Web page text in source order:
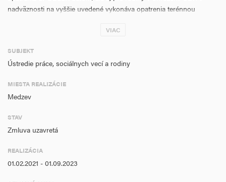
nadväznosti na vyššie uvedené vykonáva opatrenia terénnou
účelom diagnostiky - spoznanie osobnosti rodiča, rodinného a
a poradenstva), ambulantnou formou (s cieľom uskutočňovať
okrem iného Rodičovský deň pre rodičov s prihliadnutím na
rôznorodosť kategórií rodičov na základe vopred pripraveného
Programu práce s rodinami v podmienkach CDR).
terénnou formou zakúpením interiérového vybavenia a osobného
motorového vozidla v rámci oprávnenej aktivity e) investovanie do
vozidiel pri zriaďovaní zázemia pre terénne služby a výkonu opatrení
SPODaSK v prirodzenom rodinnom, náhradnom rodinnom
prostredí a otvorenom prostredí.
VIAC
SUBJEKT
Ústredie práce, sociálnych vecí a rodiny
MIESTA REALIZÁCIE
Medzev
STAV
Zmluva uzavretá
REALIZÁCIA
01.02.2021 - 01.09.2023